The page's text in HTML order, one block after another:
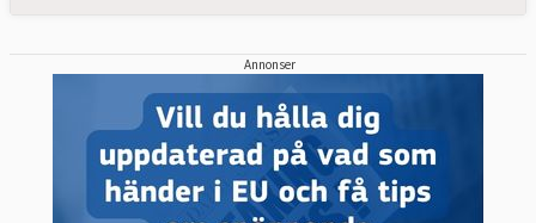
Annonser